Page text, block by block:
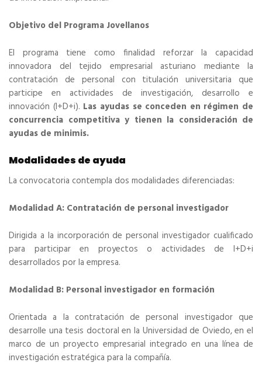
Objetivo del Programa Jovellanos
El programa tiene como finalidad reforzar la capacidad
innovadora del tejido empresarial asturiano mediante la
contratación de personal con titulación universitaria que
participe en actividades de investigación, desarrollo e
innovación (I+D+i). Las ayudas se conceden en régimen de
concurrencia competitiva y tienen la consideración de
ayudas de minimis.
Modalidades de ayuda
La convocatoria contempla dos modalidades diferenciadas:
Modalidad A: Contratación de personal investigador
Dirigida a la incorporación de personal investigador cualificado
para participar en proyectos o actividades de I+D+i
desarrollados por la empresa.
Modalidad B: Personal investigador en formación
Orientada a la contratación de personal investigador que
desarrolle una tesis doctoral en la Universidad de Oviedo, en el
marco de un proyecto empresarial integrado en una línea de
investigación estratégica para la compañía.